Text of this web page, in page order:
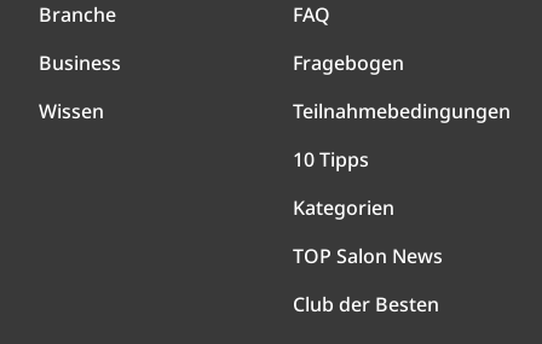
Branche
Business
Wissen
FAQ
Fragebogen
Teilnahmebedingungen
10 Tipps
Kategorien
TOP Salon News
Club der Besten